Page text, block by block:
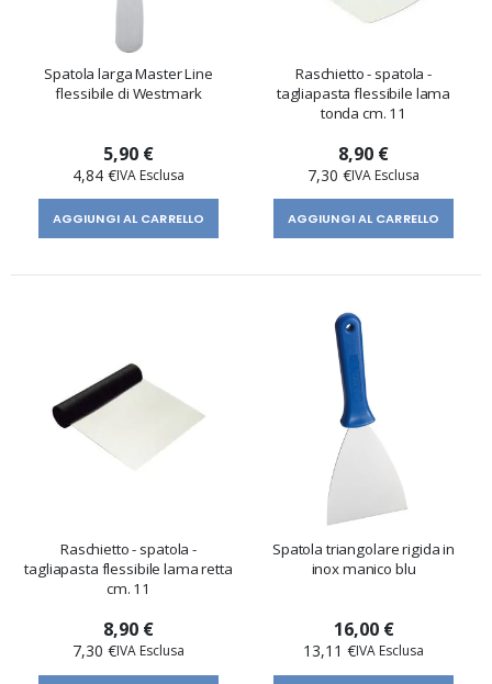
Spatola larga Master Line
flessibile di Westmark
5,90 €
4,84 €
AGGIUNGI AL CARRELLO
Raschietto - spatola -
tagliapasta flessibile lama
tonda cm. 11
8,90 €
7,30 €
AGGIUNGI AL CARRELLO
Raschietto - spatola -
tagliapasta flessibile lama retta
cm. 11
8,90 €
7,30 €
Spatola triangolare rigida in
inox manico blu
16,00 €
13,11 €